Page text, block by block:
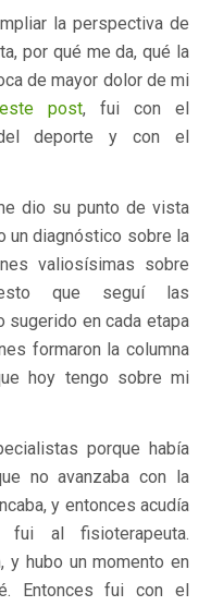
la perspectiva de
por qué me da, qué la
de mayor dolor de mi
post, fui con el
deporte y con el
dio su punto de vista
un diagnóstico sobre la
valiosísimas sobre
que seguí las
sugerido en cada etapa
formaron la columna
hoy tengo sobre mi
porque había
no avanzaba con la
y entonces acudía
fui al fisioterapeuta.
y hubo un momento en
Entonces fui con el